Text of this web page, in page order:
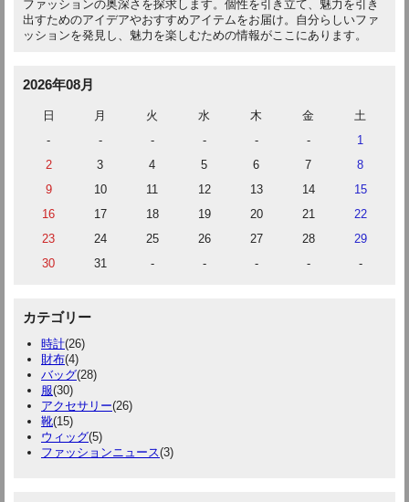
ファッションの奥深さを探求します。個性を引き立て、魅力を引き
出すためのアイデアやおすすめアイテムをお届け。自分らしいファ
ッションを発見し、魅力を楽しむための情報がここにあります。
2026年08月
日 月 火 水 木 金
土
-
- - - - -
1
2
3 4 5 6 7
8
9
10 11 12 13 14
15
16
17 18 19 20 21
22
23
24 25 26 27 28
29
30
31 - - - - -
カテゴリー
時計(26)
財布(4)
バッグ(28)
服(30)
アクセサリー(26)
靴(15)
ウィッグ(5)
ファッションニュース(3)